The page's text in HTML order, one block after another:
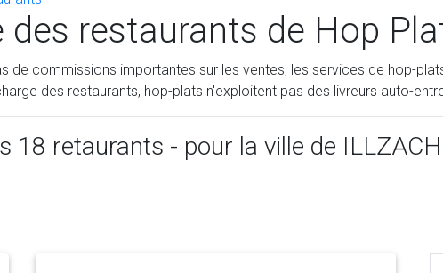
des restaurants de Hop
de commissions importantes sur les ventes, les services de hop-
des restaurants, hop-plats n'exploitent pas des livreurs auto-
18 retaurants - pour la ville de ILLZACH